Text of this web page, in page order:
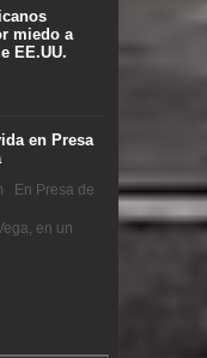
miedo a
EE.UU.
en Presa
En Presa de
en un